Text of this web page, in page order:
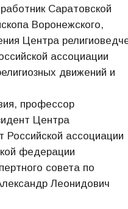
Саратовской
Воронежского,
Центра
ассоциации
движений и
профессор
Центра
Российской ассоциации
федерации
совета по
Леонидович